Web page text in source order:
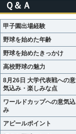
Ｑ＆Ａ
甲子園出場経験
野球を始めた年齢
野球を始めたきっかけ
高校野球の魅力
8月26日 大学代表戦への意
気込み・楽しみな点
ワールドカップへの意気込
み
アピールポイント